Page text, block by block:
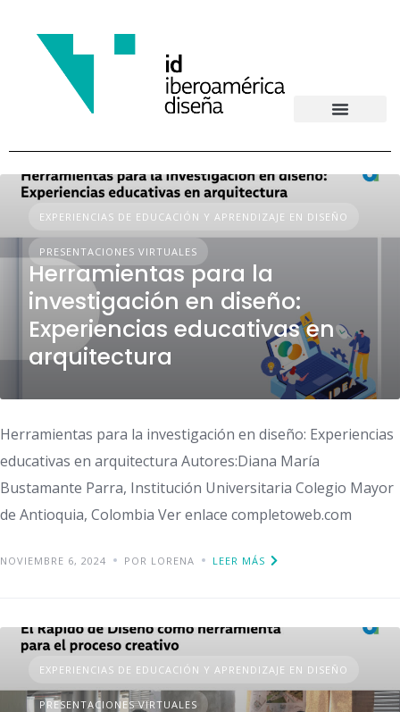
EXPERIENCIAS DE EDUCACIÓN Y APRENDIZAJE EN DISEÑO
PRESENTACIONES VIRTUALES
Herramientas para la
investigación en diseño:
Experiencias educativas en
arquitectura
Herramientas para la investigación en diseño: Experiencias
educativas en arquitectura Autores:Diana María
Bustamante Parra, Institución Universitaria Colegio Mayor
de Antioquia, Colombia Ver enlace completoweb.com
NOVIEMBRE 6, 2024 POR LORENA LEER MÁS
EXPERIENCIAS DE EDUCACIÓN Y APRENDIZAJE EN DISEÑO
PRESENTACIONES VIRTUALES